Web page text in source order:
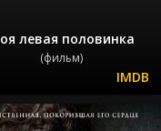
левая половинка
(фильм)